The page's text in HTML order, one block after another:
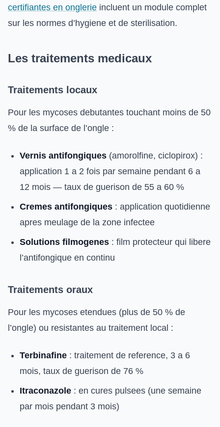
certifiantes en onglerie incluent un module complet
sur les normes d’hygiene et de sterilisation.
Les traitements medicaux
Traitements locaux
Pour les mycoses debutantes touchant moins de 50
% de la surface de l’ongle :
Vernis antifongiques (amorolfine, ciclopirox) :
application 1 a 2 fois par semaine pendant 6 a
12 mois — taux de guerison de 55 a 60 %
Cremes antifongiques : application quotidienne
apres meulage de la zone infectee
Solutions filmogenes : film protecteur qui libere
l’antifongique en continu
Traitements oraux
Pour les mycoses etendues (plus de 50 % de
l’ongle) ou resistantes au traitement local :
Terbinafine : traitement de reference, 3 a 6
mois, taux de guerison de 76 %
Itraconazole : en cures pulsees (une semaine
par mois pendant 3 mois)